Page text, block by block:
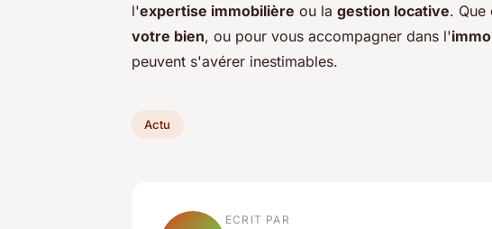
l'expertise immobilière ou la gestion locative. Que
votre bien, ou pour vous accompagner dans l'
peuvent s'avérer inestimables.
Actu
ECRIT PAR